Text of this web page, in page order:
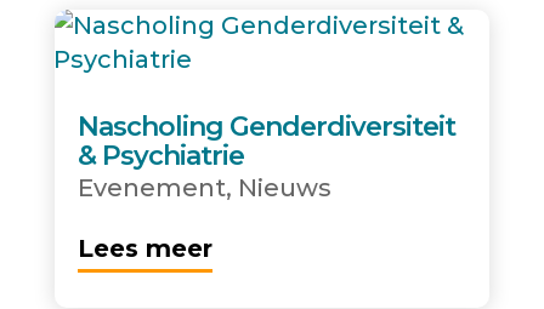
Nascholing Genderdiversiteit
& Psychiatrie
Evenement, Nieuws
Lees meer